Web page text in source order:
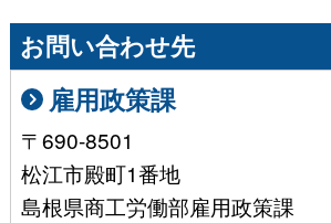
お問い合わせ先
雇用政策課
〒690-8501
松江市殿町1番地
島根県商工労働部雇用政策課